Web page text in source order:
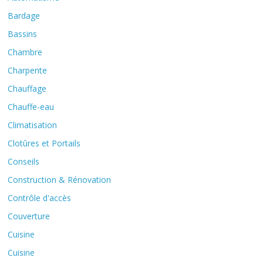
Bardage
Bassins
Chambre
Charpente
Chauffage
Chauffe-eau
Climatisation
Clotûres et Portails
Conseils
Construction & Rénovation
Contrôle d'accès
Couverture
Cuisine
Cuisine